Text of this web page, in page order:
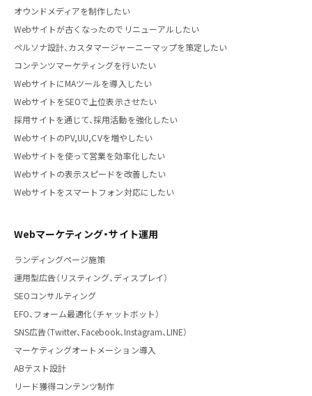
オウンドメディアを制作したい
Webサイトが古くなったのでリニューアルしたい
ペルソナ設計、カスタマージャーニーマップを策定したい
コンテンツマーケティングを行いたい
WebサイトにMAツールを導入したい
WebサイトをSEOで上位表示させたい
採用サイトを通じて、採用活動を強化したい
WebサイトのPV,UU,CVを増やしたい
Webサイトを使って営業を効率化したい
Webサイトの表示スピードを改善したい
Webサイトをスマートフォン対応にしたい
Webマーケティング・サイト運用
ランディングページ施策
運用型広告（リスティング、ディスプレイ）
SEOコンサルティング
EFO、フォーム最適化（チャットボット）
SNS広告（Twitter、Facebook、Instagram、LINE）
マーケティングオートメーション導入
ABテスト設計
リード獲得コンテンツ制作